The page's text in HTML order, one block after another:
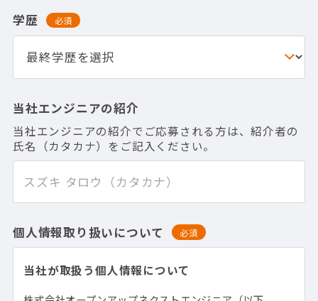
学歴 必須
当社エンジニアの紹介
当社エンジニアの紹介でご応募される方は、紹介者の
氏名（カタカナ）をご記入ください。
個人情報取り扱いについて 必須
当社が取扱う個人情報について